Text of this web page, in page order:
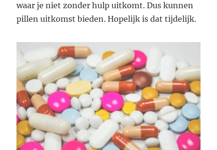
waar je niet zonder hulp uitkomt. Dus kunnen
pillen uitkomst bieden. Hopelijk is dat tijdelijk.